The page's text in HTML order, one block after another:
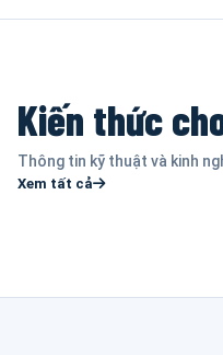
Kiến thức
Thông tin kỹ thuật và kinh
Xem tất cả